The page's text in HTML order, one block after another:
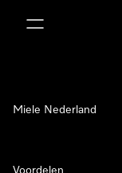
Miele Nederland
Voordelen